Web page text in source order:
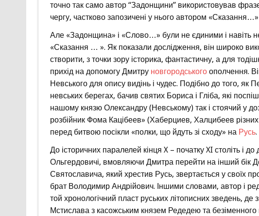
точно так само автор “Задонщини” використовував
чергу, частково запозичені у нього автором «Сказання…»
Але «Задонщина» і «Слово…» були не єдиними і навіть
«Сказання … ». Як показали дослідження, він широко
створити, з точки зору історика, фантастичну, а для
прихід на допомогу Дмитру новгородськогоополчення.
Невського для опису видінь і чудес. Подібно до того, як
невських берегах, бачив святих Бориса і Гліба, які
нашому князю Олександру (Невському) так і стоячий у
розбійник Фома Кацібеев» (Хаберциев, Халцибеев різних
перед битвою посікли «полки, що йдуть зі сходу» на Русь.
До історичних паралелей кінця X – початку XI століть і
Ольгердовичі, вмовляючи Дмитра перейти на інший бік
Святославича, який хрестив Русь, звертається у своїх
брат Володимир Андрійович. Іншими словами, автор і
той хронологічний пласт руських літописних зведень, де
Мстислава з касожським князем Редедею та безіменного